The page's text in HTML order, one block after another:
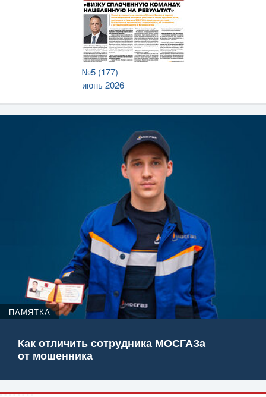
№5 (177)
июнь 2026
ПАМЯТКА
Как отличить сотрудника МОСГАЗа
от мошенника